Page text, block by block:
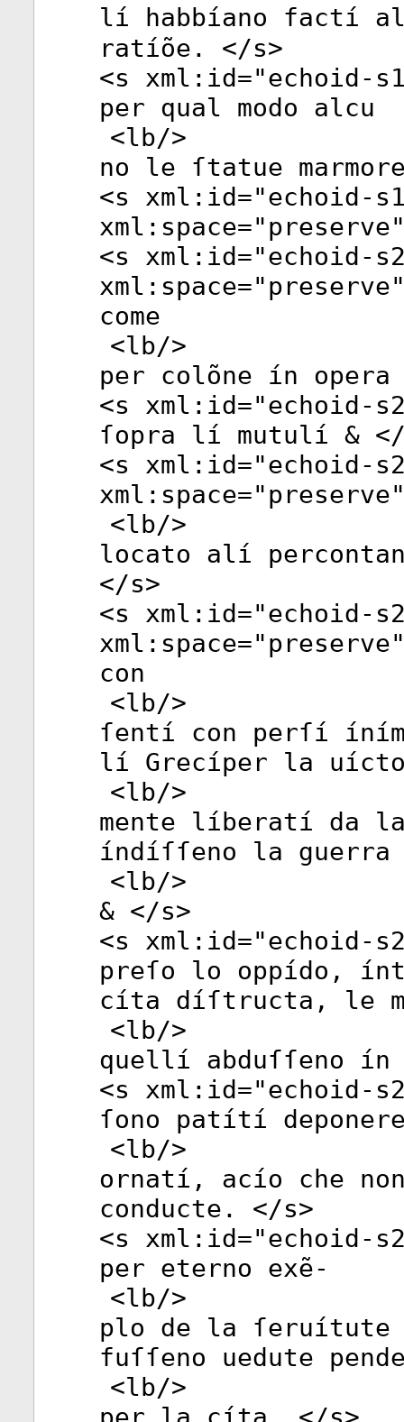
lí habbíano factí
ratíõe. </s>
<s xml:id="echoid-
per qual modo alcu
<lb/>
no le ſtatue
<s xml:id="echoid-
xml:space="preserve
<s xml:id="echoid-
xml:space="preserve
come
<lb/>
per colõne ín
<s xml:id="echoid-
ſopra lí mutulí &
<s xml:id="echoid-
xml:space="preserve
<lb/>
locato alí
</s>
<s xml:id="echoid-
xml:space="preserve
con
<lb/>
ſentí con perſí
lí Grecíper la
<lb/>
mente líberatí da
índíſſeno la
<lb/>
& </s>
<s xml:id="echoid-
preſo lo oppído,
cíta díſtructa, le
<lb/>
quellí abduſſeno
<s xml:id="echoid-
ſono patítí
<lb/>
ornatí, acío che
conducte. </s>
<s xml:id="echoid-
per eterno exẽ-
<lb/>
plo de la ſeruítute
fuſſeno uedute
<lb/>